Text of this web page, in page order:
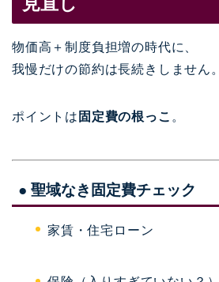
物価高＋制度負担増の時代に、
我慢だけの節約は長続きしません。
ポイントは 固定費の根っこ 。
● 聖域なき固定費チェック
家賃・住宅ローン